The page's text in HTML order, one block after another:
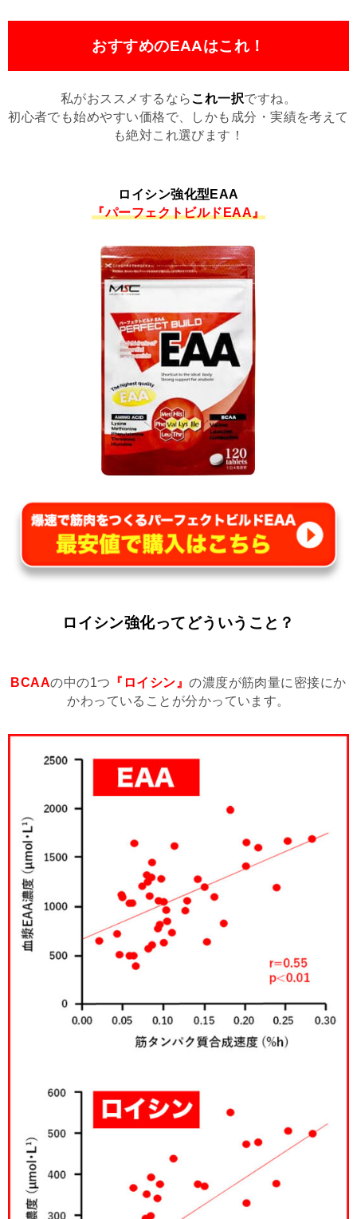
おすすめのEAAはこれ！
私がおススメするならこれ一択ですね。
初心者でも始めやすい価格で、しかも成分・実績を考えて
も絶対これ選びます！
ロイシン強化型EAA
『パーフェクトビルドEAA』
ロイシン強化ってどういうこと？
BCAAの中の1つ 『ロイシン』の濃度が筋肉量に密接にか
かわっていることが分かっています。